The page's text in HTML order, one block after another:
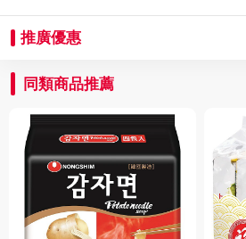
推廣優惠
同類商品推薦